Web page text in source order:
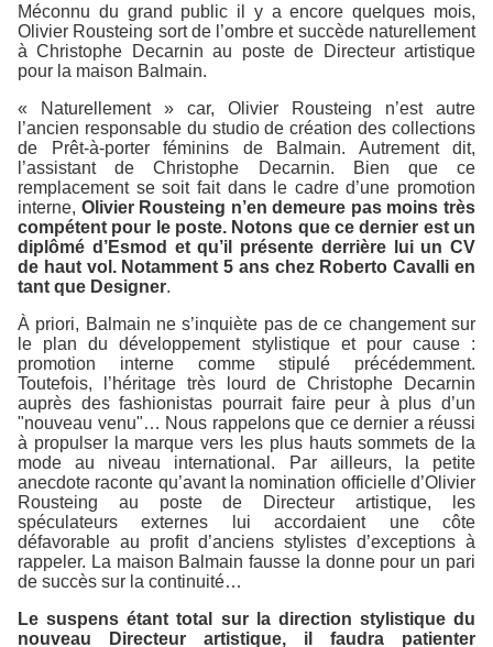
Méconnu du grand public il y a encore quelques mois,
Olivier Rousteing sort de l’ombre et succède naturellement
à Christophe Decarnin au poste de Directeur artistique
pour la maison Balmain.
« Naturellement » car, Olivier Rousteing n’est autre
l’ancien responsable du studio de création des collections
de Prêt-à-porter féminins de Balmain. Autrement dit,
l’assistant de Christophe Decarnin. Bien que ce
remplacement se soit fait dans le cadre d’une promotion
interne, Olivier Rousteing n’en demeure pas moins très
compétent pour le poste. Notons que ce dernier est un
diplômé d’Esmod et qu’il présente derrière lui un CV
de haut vol. Notamment 5 ans chez Roberto Cavalli en
tant que Designer.
À priori, Balmain ne s’inquiète pas de ce changement sur
le plan du développement stylistique et pour cause :
promotion interne comme stipulé précédemment.
Toutefois, l’héritage très lourd de Christophe Decarnin
auprès des fashionistas pourrait faire peur à plus d’un
"nouveau venu"… Nous rappelons que ce dernier a réussi
à propulser la marque vers les plus hauts sommets de la
mode au niveau international. Par ailleurs, la petite
anecdote raconte qu’avant la nomination officielle d’Olivier
Rousteing au poste de Directeur artistique, les
spéculateurs externes lui accordaient une côte
défavorable au profit d’anciens stylistes d’exceptions à
rappeler. La maison Balmain fausse la donne pour un pari
de succès sur la continuité…
Le suspens étant total sur la direction stylistique du
nouveau Directeur artistique, il faudra patienter